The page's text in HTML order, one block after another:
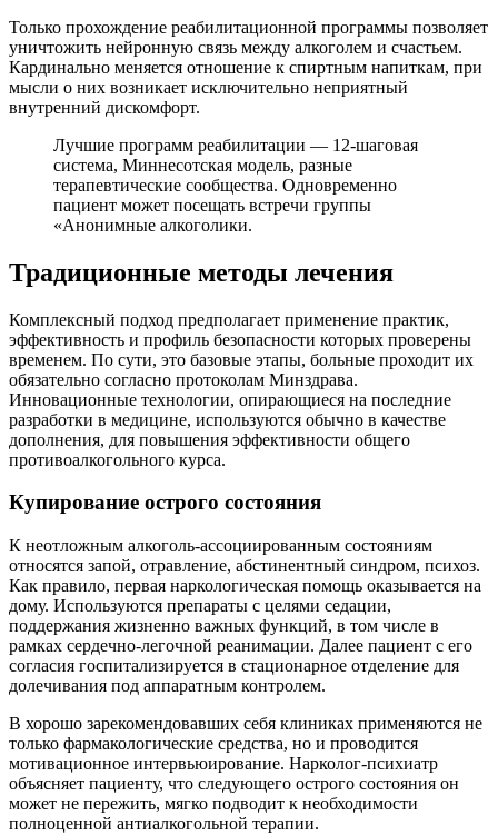
Только прохождение реабилитационной программы позволяет
уничтожить нейронную связь между алкоголем и счастьем.
Кардинально меняется отношение к спиртным напиткам, при
мысли о них возникает исключительно неприятный
внутренний дискомфорт.
Лучшие программ реабилитации — 12-шаговая
система, Миннесотская модель, разные
терапевтические сообщества. Одновременно
пациент может посещать встречи группы
«Анонимные алкоголики.
Традиционные методы лечения
Комплексный подход предполагает применение практик,
эффективность и профиль безопасности которых проверены
временем. По сути, это базовые этапы, больные проходит их
обязательно согласно протоколам Минздрава.
Инновационные технологии, опирающиеся на последние
разработки в медицине, используются обычно в качестве
дополнения, для повышения эффективности общего
противоалкогольного курса.
Купирование острого состояния
К неотложным алкоголь-ассоциированным состояниям
относятся запой, отравление, абстинентный синдром, психоз.
Как правило, первая наркологическая помощь оказывается на
дому. Используются препараты с целями седации,
поддержания жизненно важных функций, в том числе в
рамках сердечно-легочной реанимации. Далее пациент с его
согласия госпитализируется в стационарное отделение для
долечивания под аппаратным контролем.
В хорошо зарекомендовавших себя клиниках применяются не
только фармакологические средства, но и проводится
мотивационное интервьюирование. Нарколог-психиатр
объясняет пациенту, что следующего острого состояния он
может не пережить, мягко подводит к необходимости
полноценной антиалкогольной терапии.